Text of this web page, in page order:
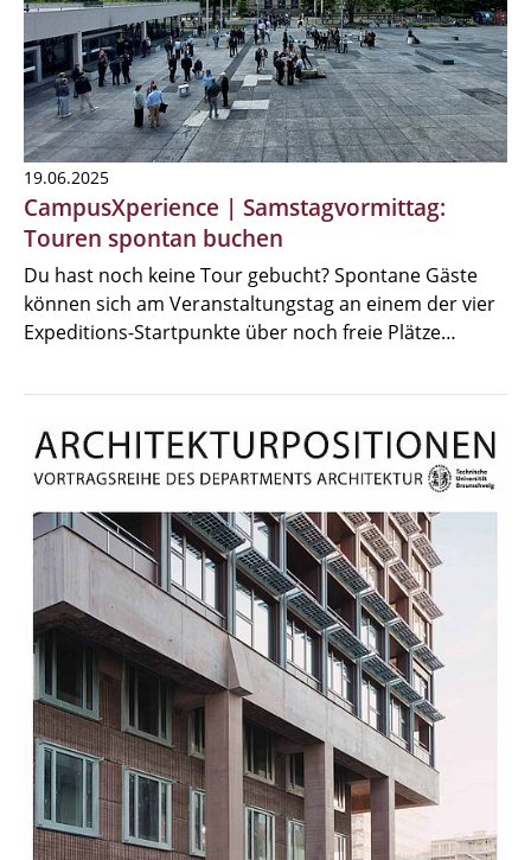
19.06.2025
CampusXperience | Samstagvormittag:
Touren spontan buchen
Du hast noch keine Tour gebucht? Spontane Gäste
können sich am Veranstaltungstag an einem der vier
Expeditions-Startpunkte über noch freie Plätze…